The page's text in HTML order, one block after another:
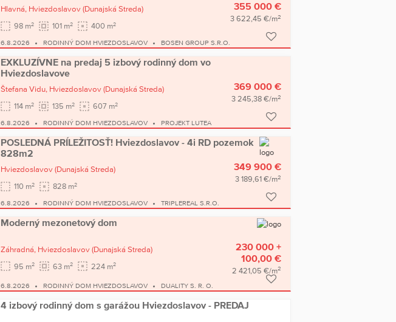
Hlavná, Hviezdoslavov (Dunajská Streda)
98 m2 101 m2 400 m2
355 000 €
3 622,45 €/m2
6.8.2026 RODINNÝ DOM HVIEZDOSLAVOV BOSEN GROUP S.R.O.
EXKLUZÍVNE na predaj 5 izbový rodinný dom vo
Hviezdoslavove
Štefana Vidu, Hviezdoslavov (Dunajská Streda)
114 m2 135 m2 607 m2
369 000 €
3 245,38 €/m2
6.8.2026 RODINNÝ DOM HVIEZDOSLAVOV PROJEKT LUTEA
POSLEDNÁ PRÍLEŽITOSŤ! Hviezdoslavov - 4i RD pozemok
828m2
Hviezdoslavov (Dunajská Streda)
110 m2 828 m2
349 900 €
3 189,61 €/m2
6.8.2026 RODINNÝ DOM HVIEZDOSLAVOV TRIPLEREAL S.R.O.
Moderný mezonetový dom
Záhradná, Hviezdoslavov (Dunajská Streda)
95 m2 63 m2 224 m2
230 000 +
100,00 €
2 421,05 €/m2
6.8.2026 RODINNÝ DOM HVIEZDOSLAVOV DUALITY S. R. O.
4 izbový rodinný dom s garážou Hviezdoslavov - PREDAJ